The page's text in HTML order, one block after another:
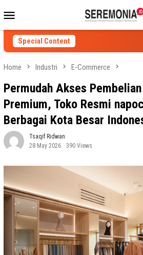
to
contentMenu
Special Content
Home Industri E-Commerce
Permudah Akses
Premium, Toko Resmi
Berbagai Kota Besar
Tsaqif Ridwan
28 May 2026
390 Views